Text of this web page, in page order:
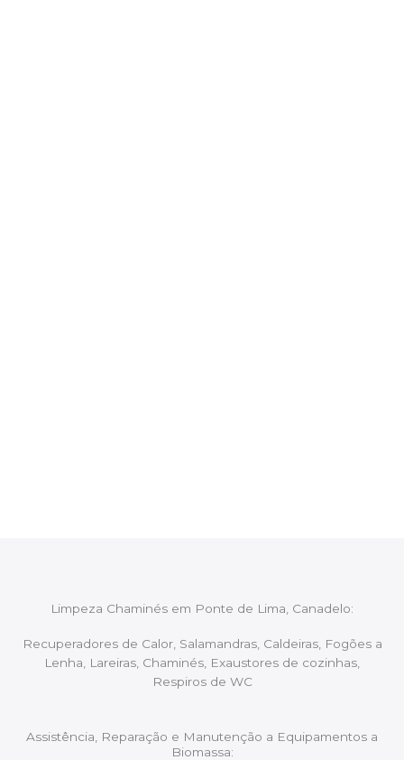
Limpeza Chaminés em Ponte de Lima, Canadelo:
Recuperadores de Calor, Salamandras, Caldeiras, Fogões a
Lenha, Lareiras, Chaminés, Exaustores de cozinhas,
Respiros de WC
Assistência, Reparação e Manutenção a Equipamentos a
Biomassa: